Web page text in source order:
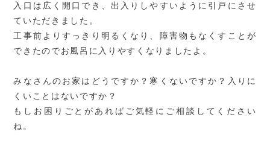
入口は広く開口でき、出入りしやすいように引戸にさせ
ていただきました。
工事前よりすっきり明るくなり、障害物もなくすことが
できたのでお風呂に入りやすくなりましたよ。
みなさんのお家はどうですか？寒くないですか？入りに
くいことはないですか？
もしお困りごとがあればご気軽にご相談してください
ね。